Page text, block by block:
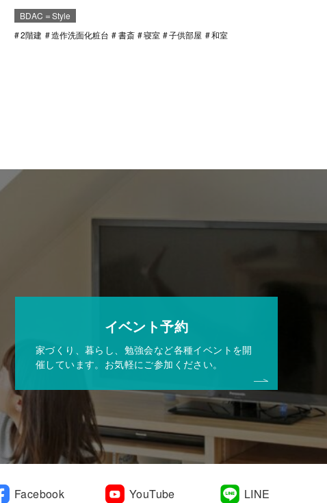
BDAC＝Style
2階建
造作洗面化粧台 書斎 寝室 子供部屋 和室
イベント予約
家づくり、暮らし、勉強会など各種イベントを開
催しています。お気軽にご参加ください。
Facebook YouTube LINE